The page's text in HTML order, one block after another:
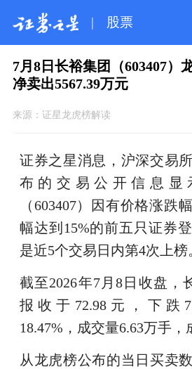
| 股票
7月8日长裕集团（603407）
净卖出5567.39万元
来源： 证星龙虎榜解读
证券之星消息，沪深交易
布的交易公开信息显
（603407）因有价格涨跌
幅达到15%的前五只证券
是近5个交易日内第4次上榜
截至2026年7月8日收盘，
报收于72.98元，下跌
18.47%，成交量6.63万手，
从龙虎榜公布的当日买卖